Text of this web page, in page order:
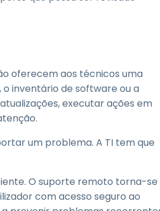
oferecem aos técnicos uma
, o inventário de software ou a
executar ações em
um problema. A TI tem que
O suporte remoto torna-se
com acesso seguro ao